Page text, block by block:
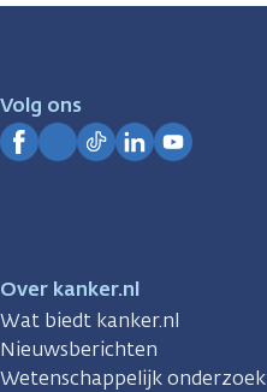
Volg ons
Over kanker.nl
Wat biedt kanker.nl
Nieuwsberichten
Wetenschappelijk onderzoek